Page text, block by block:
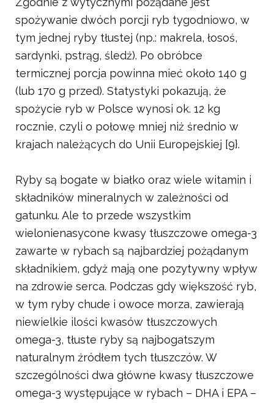
spożywanie dwóch porcji ryb tygodniowo, w
tym jednej ryby tłustej (np.: makrela, łosoś,
sardynki, pstrąg, śledź). Po obróbce
termicznej porcja powinna mieć około 140 g
(lub 170 g przed). Statystyki pokazują, że
spożycie ryb w Polsce wynosi ok. 12 kg
rocznie, czyli o połowę mniej niż średnio w
krajach należących do Unii Europejskiej [9}.
Ryby są bogate w białko oraz wiele witamin i
składników mineralnych w zależności od
gatunku. Ale to przede wszystkim
wielonienasycone kwasy tłuszczowe omega-3
zawarte w rybach są najbardziej pożądanym
składnikiem, gdyż mają one pozytywny wpływ
na zdrowie serca. Podczas gdy większość ryb,
w tym ryby chude i owoce morza, zawierają
niewielkie ilości kwasów tłuszczowych
omega-3, tłuste ryby są najbogatszym
naturalnym źródłem tych tłuszczów. W
szczególności dwa główne kwasy tłuszczowe
omega-3 występujące w rybach – DHA i EPA –